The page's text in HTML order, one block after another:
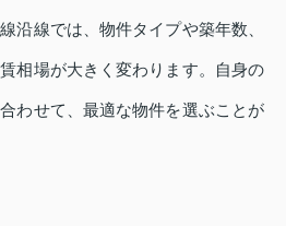
沿線では、物件タイプや築年数、
相場が大きく変わります。自身の
わせて、最適な物件を選ぶことが